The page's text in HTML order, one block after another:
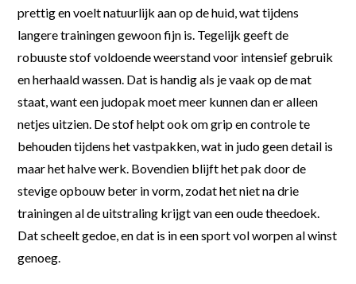
prettig en voelt natuurlijk aan op de huid, wat tijdens
langere trainingen gewoon fijn is. Tegelijk geeft de
robuuste stof voldoende weerstand voor intensief gebruik
en herhaald wassen. Dat is handig als je vaak op de mat
staat, want een judopak moet meer kunnen dan er alleen
netjes uitzien. De stof helpt ook om grip en controle te
behouden tijdens het vastpakken, wat in judo geen detail is
maar het halve werk. Bovendien blijft het pak door de
stevige opbouw beter in vorm, zodat het niet na drie
trainingen al de uitstraling krijgt van een oude theedoek.
Dat scheelt gedoe, en dat is in een sport vol worpen al winst
genoeg.